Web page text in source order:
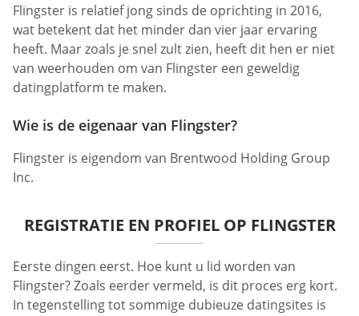
Flingster is relatief jong sinds de oprichting in 2016,
wat betekent dat het minder dan vier jaar ervaring
heeft. Maar zoals je snel zult zien, heeft dit hen er niet
van weerhouden om van Flingster een geweldig
datingplatform te maken.
Wie is de eigenaar van Flingster?
Flingster is eigendom van Brentwood Holding Group
Inc.
REGISTRATIE EN PROFIEL OP FLINGSTER
Eerste dingen eerst. Hoe kunt u lid worden van
Flingster? Zoals eerder vermeld, is dit proces erg kort.
In tegenstelling tot sommige dubieuze datingsites is